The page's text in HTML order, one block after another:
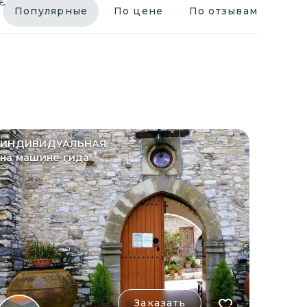
Популярные По цене По отзывам
ИНДИВИДУАЛЬНАЯ
на машине гида
Заказать